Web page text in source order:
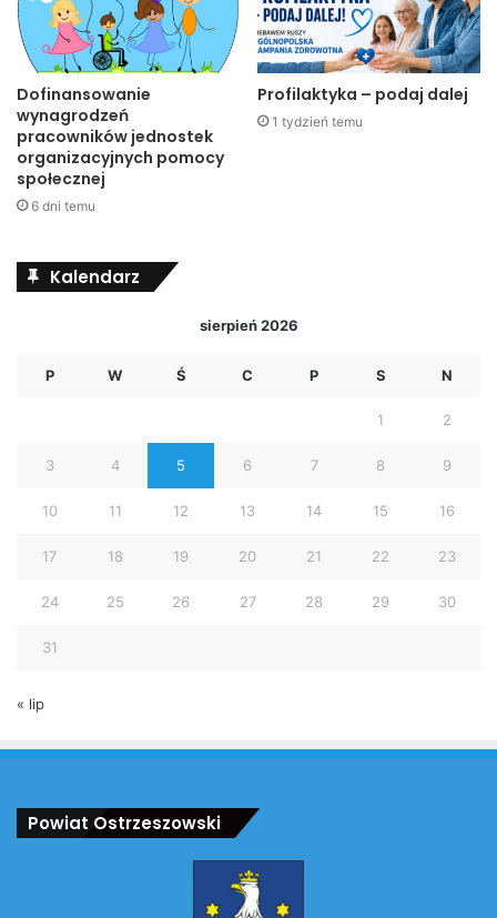
(fot. Piast Ostrzeszów)
Dofinansowanie
wynagrodzeń
pracowników jednostek
organizacyjnych pomocy
społecznej
6 dni temu
Profilaktyka – podaj dalej
1 tydzień temu
Kalendarz
sierpień 2026
P W Ś C P S N
1 2
3 4 5 6 7 8 9
10 11 12 13 14 15 16
17 18 19 20 21 22 23
24 25 26 27 28 29 30
31
« lip
Powiat Ostrzeszowski